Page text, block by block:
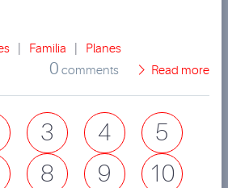
Familia Planes
0 comments Read more
3 4
5
8 9
10